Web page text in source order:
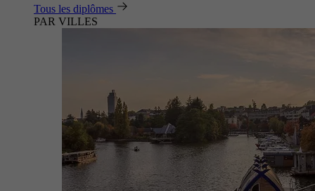
Tous les diplômes
PAR VILLES